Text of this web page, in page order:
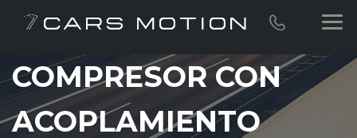
COMPRESOR CON
ACOPLAMIENTO